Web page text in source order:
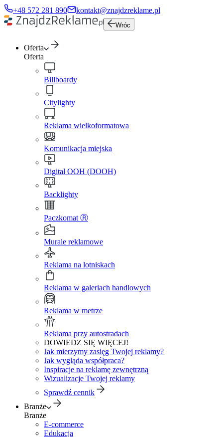
+48 572 281 890 kontakt@znajdzreklame.pl
Wróc
Oferta
Oferta
Billboardy
Citylighty
Reklama wielkoformatowa
Komunikacja miejska
Digital OOH (DOOH)
Backlighty
Paczkomat Ⓡ
Murale reklamowe
Reklama na lotniskach
Reklama w galeriach handlowych
Reklama w metrze
Reklama przy autostradach
DOWIEDZ SIĘ WIĘCEJ!
Jak mierzymy zasięg Twojej reklamy?
Jak wygląda współpraca?
Inspiracje na reklamę zewnętrzną
Wizualizacje Twojej reklamy
Sprawdź cennik
Branże
Branże
E-commerce
Edukacja